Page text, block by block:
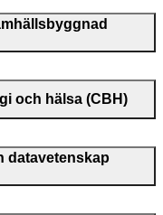
och hälsa (CBH)
datavetenskap